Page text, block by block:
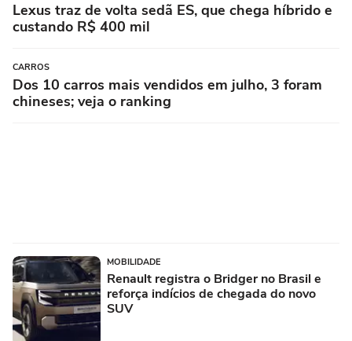
Lexus traz de volta sedã ES, que chega híbrido e
custando R$ 400 mil
CARROS
Dos 10 carros mais vendidos em julho, 3 foram
chineses; veja o ranking
MOBILIDADE
Renault registra o Bridger no Brasil e
reforça indícios de chegada do novo
SUV